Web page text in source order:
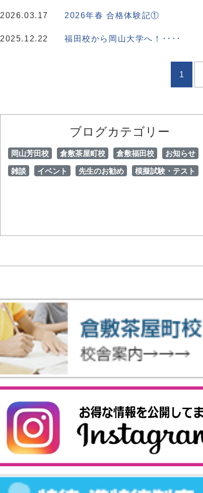
2026.03.17 2026年春 合格体験記①
2025.12.22 福田校から岡山大学へ！････
1
ブログカテゴリー
岡山芳田校 倉敷茶屋町校 倉敷福田校 お知らせ
雑談 イベント 先生のお勧め 模擬試験・テスト